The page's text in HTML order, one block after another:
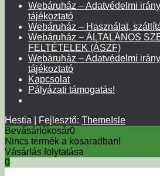
Webáruház – Adatvédelmi
tájékoztató
Webáruház – Használat,
Webáruház – ÁLTALÁNOS
FELTÉTELEK (ÁSZF)
Webáruház – Adatvédelmi
tájékoztató
Kapcsolat
Pályázati támogatás!
Hestia | Fejlesztő: ThemeIsle
Bevásárlókosár0
Nincs termék a kosaradban!
Vásárlás folytatása
0